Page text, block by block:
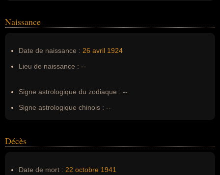
Nom de famille :Moquet
Naissance
Date de naissance : 26 avril 1924
Lieu de naissance : --
Signe astrologique du zodiaque : --
Signe astrologique chinois : --
Décès
Date de mort : 22 octobre 1941